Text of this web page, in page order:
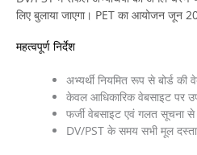
लिए बुलाया जाएगा। PET का आयोजन जून
महत्वपूर्ण निर्देश
अभ्यर्थी नियमित रूप से बोर्ड
केवल आधिकारिक वेबसाइट पर
फर्जी वेबसाइट एवं गलत सूचना से
DV/PST के समय सभी मूल